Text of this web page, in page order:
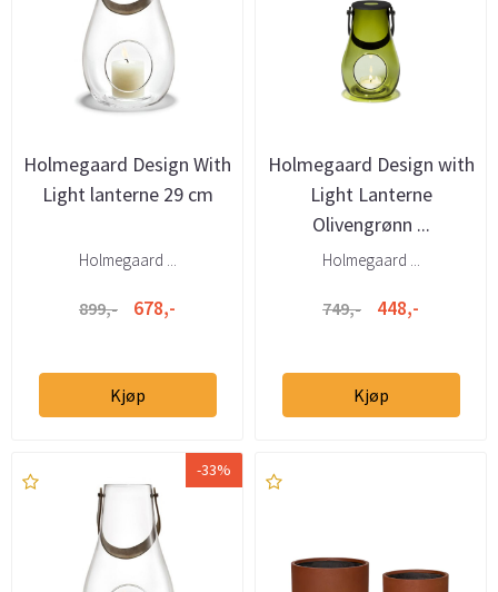
Holmegaard Design With
Light lanterne 29 cm
Holmegaard ...
899,- 678,-
Kjøp
Holmegaard Design with
Light Lanterne
Olivengrønn ...
Holmegaard ...
749,- 448,-
Kjøp
-33%